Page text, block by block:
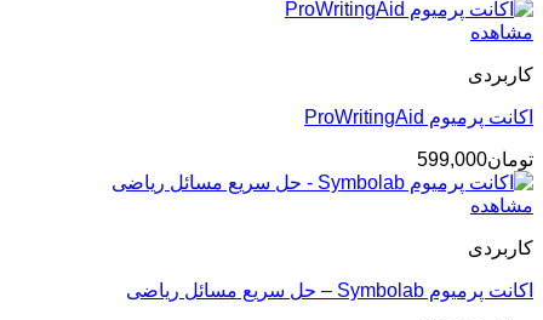
مشاهده
کاربردی
اکانت پرمیوم ProWritingAid
تومان599,000
مشاهده
کاربردی
اکانت پرمیوم Symbolab – حل سریع مسائل ریاضی